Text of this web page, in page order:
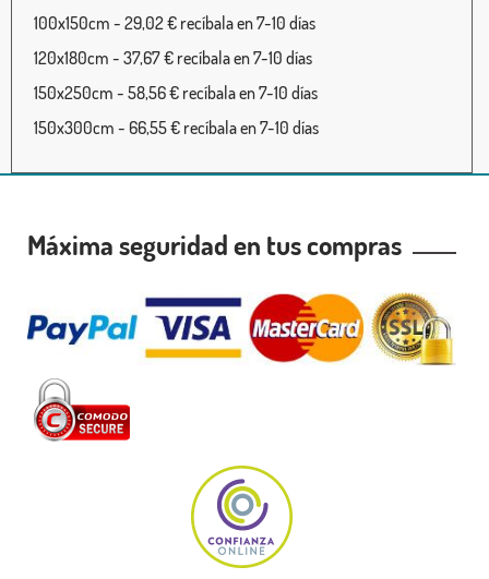
100x150cm - 29,02 € recíbala en 7-10 días
120x180cm - 37,67 € recíbala en 7-10 días
150x250cm - 58,56 € recíbala en 7-10 días
150x300cm - 66,55 € recíbala en 7-10 días
Máxima seguridad en tus compras